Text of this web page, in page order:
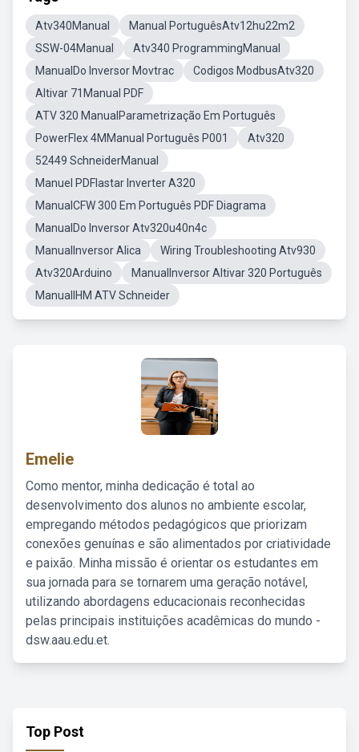
Atv340Manual
Manual PortuguêsAtv12hu22m2
SSW-04Manual
Atv340 ProgrammingManual
ManualDo Inversor Movtrac
Codigos ModbusAtv320
Altivar 71Manual PDF
ATV 320 ManualParametrização Em Português
PowerFlex 4MManual Português P001
Atv320
52449 SchneiderManual
Manuel PDFIastar Inverter A320
ManualCFW 300 Em Português PDF Diagrama
ManualDo Inversor Atv320u40n4c
ManualInversor Alica
Wiring Troubleshooting Atv930
Atv320Arduino
ManualInversor Altivar 320 Português
ManualIHM ATV Schneider
Emelie
Como mentor, minha dedicação é total ao
desenvolvimento dos alunos no ambiente escolar,
empregando métodos pedagógicos que priorizam
conexões genuínas e são alimentados por criatividade
e paixão. Minha missão é orientar os estudantes em
sua jornada para se tornarem uma geração notável,
utilizando abordagens educacionais reconhecidas
pelas principais instituições acadêmicas do mundo -
dsw.aau.edu.et.
Top Post